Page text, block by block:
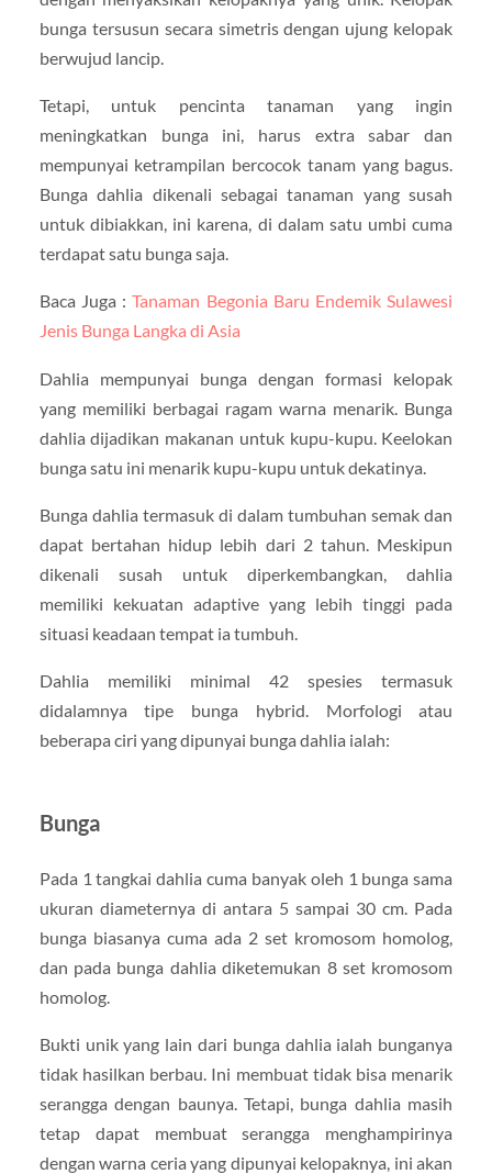
bunga tersusun secara simetris dengan ujung kelopak
berwujud lancip.
Tetapi, untuk pencinta tanaman yang ingin
meningkatkan bunga ini, harus extra sabar dan
mempunyai ketrampilan bercocok tanam yang bagus.
Bunga dahlia dikenali sebagai tanaman yang susah
untuk dibiakkan, ini karena, di dalam satu umbi cuma
terdapat satu bunga saja.
Baca Juga :Tanaman Begonia Baru Endemik Sulawesi
Jenis Bunga Langka di Asia
Dahlia mempunyai bunga dengan formasi kelopak
yang memiliki berbagai ragam warna menarik. Bunga
dahlia dijadikan makanan untuk kupu-kupu. Keelokan
bunga satu ini menarik kupu-kupu untuk dekatinya.
Bunga dahlia termasuk di dalam tumbuhan semak dan
dapat bertahan hidup lebih dari 2 tahun. Meskipun
dikenali susah untuk diperkembangkan, dahlia
memiliki kekuatan adaptive yang lebih tinggi pada
situasi keadaan tempat ia tumbuh.
Dahlia memiliki minimal 42 spesies termasuk
didalamnya tipe bunga hybrid. Morfologi atau
beberapa ciri yang dipunyai bunga dahlia ialah:
Bunga
Pada 1 tangkai dahlia cuma banyak oleh 1 bunga sama
ukuran diameternya di antara 5 sampai 30 cm. Pada
bunga biasanya cuma ada 2 set kromosom homolog,
dan pada bunga dahlia diketemukan 8 set kromosom
homolog.
Bukti unik yang lain dari bunga dahlia ialah bunganya
tidak hasilkan berbau. Ini membuat tidak bisa menarik
serangga dengan baunya. Tetapi, bunga dahlia masih
tetap dapat membuat serangga menghampirinya
dengan warna ceria yang dipunyai kelopaknya, ini akan